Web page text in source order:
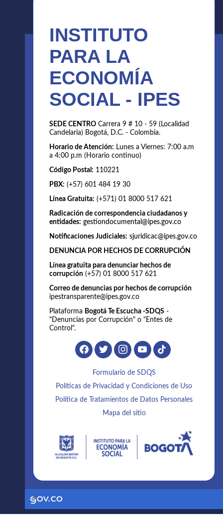
INSTITUTO
PARA LA
ECONOMÍA
SOCIAL - IPES
SEDE CENTRO Carrera 9 # 10 - 59 (Localidad
Candelaria) Bogotá, D.C. - Colombia.
Horario de Atención: Lunes a Viernes: 7:00 a.m
a 4:00 p.m (Horario continuo)
Código Postal: 110221
PBX: (+57) 601 484 19 30
Línea Gratuita: (+571) 01 8000 517 621
Radicación de correspondencia ciudadanos y
entidades: gestiondocumental@ipes.gov.co
Notificaciones Judiciales: sjuridicac@ipes.gov.co
DENUNCIA POR HECHOS DE CORRUPCIÓN
Línea gratuita para denunciar hechos de
corrupción (+57) 01 8000 517 621
Correo de denuncias por hechos de corrupción
ipestransparente@ipes.gov.co
Plataforma Bogotá Te Escucha -SDQS -
"Denuncias por Corrupción" o "Entes de
Control".
Formulario de SDQS
Políticas de Privacidad y Condiciones de Uso
Política de Tratamientos de Datos Personales
Mapa del sitio